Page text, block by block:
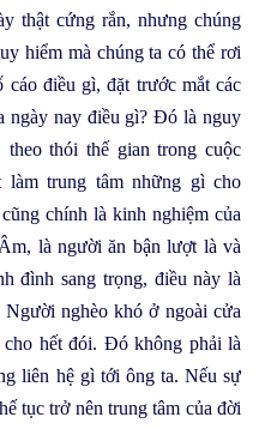
thật cứng rắn, nhưng chúng
hiểm mà chúng ta có thể rơi
điều gì, đặt trước mắt các
ngày nay điều gì? Đó là nguy
thói thế gian trong cuộc
làm trung tâm những gì cho
chính là kinh nghiệm của
là người ăn bận lượt là và
đình sang trọng, điều này là
nghèo khó ở ngoài cửa
hết đói. Đó không phải là
liên hệ gì tới ông ta. Nếu sự
tục trở nên trung tâm của đời